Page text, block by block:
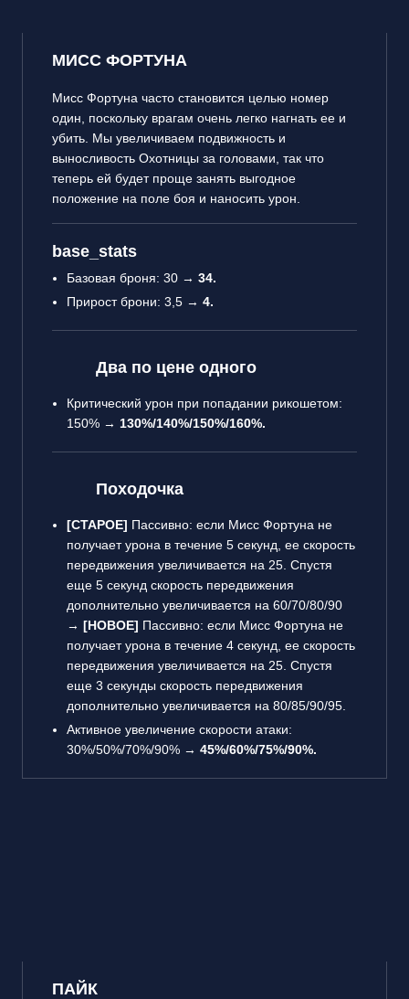
МИСС ФОРТУНА
Мисс Фортуна часто становится целью номер
один, поскольку врагам очень легко нагнать ее и
убить. Мы увеличиваем подвижность и
выносливость Охотницы за головами, так что
теперь ей будет проще занять выгодное
положение на поле боя и наносить урон.
base_stats
Базовая броня: 30 → 34.
Прирост брони: 3,5 → 4.
Два по цене одного
Критический урон при попадании рикошетом:
150% → 130%/140%/150%/160%.
Походочка
[СТАРОЕ] Пассивно: если Мисс Фортуна не
получает урона в течение 5 секунд, ее скорость
передвижения увеличивается на 25. Спустя
еще 5 секунд скорость передвижения
дополнительно увеличивается на 60/70/80/90
→ [НОВОЕ] Пассивно: если Мисс Фортуна не
получает урона в течение 4 секунд, ее скорость
передвижения увеличивается на 25. Спустя
еще 3 секунды скорость передвижения
дополнительно увеличивается на 80/85/90/95.
Активное увеличение скорости атаки:
30%/50%/70%/90% → 45%/60%/75%/90%.
ПАЙК